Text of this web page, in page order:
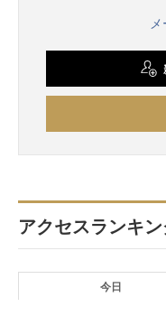
アクセスランキ
今日